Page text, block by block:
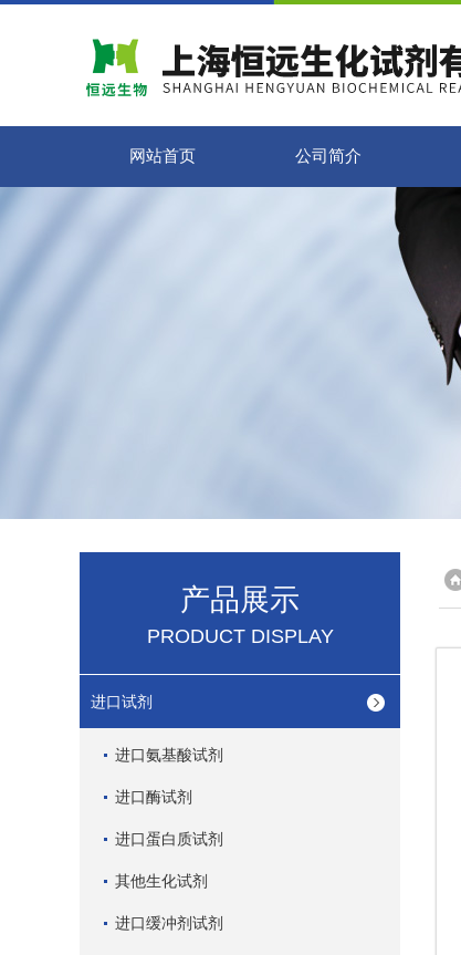
网站首页 公司简介
产品展示
PRODUCT DISPLAY
进口试剂
进口氨基酸试剂
进口酶试剂
进口蛋白质试剂
其他生化试剂
进口缓冲剂试剂